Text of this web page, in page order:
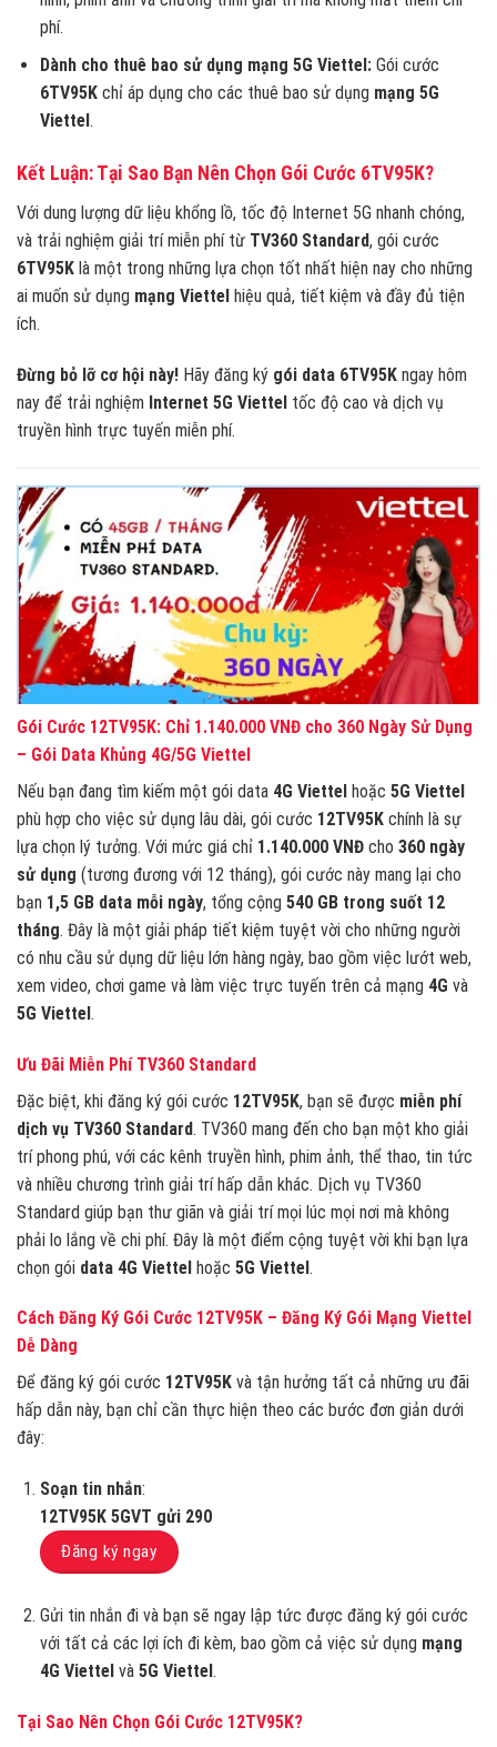
phí.
Dành cho thuê bao sử dụng mạng 5G Viettel:Gói cước
6TV95Kchỉ áp dụng cho các thuê bao sử dụng mạng 5G
Viettel .
Kết Luận: Tại Sao Bạn Nên Chọn Gói Cước 6TV95K?
Với dung lượng dữ liệu khổng lồ, tốc độ Internet 5G nhanh chóng,
và trải nghiệm giải trí miễn phí từ TV360 Standard, gói cước
6TV95K là một trong những lựa chọn tốt nhất hiện nay cho những
ai muốn sử dụng mạng Viettel hiệu quả, tiết kiệm và đầy đủ tiện
ích.
Đừng bỏ lỡ cơ hội này! Hãy đăng ký gói data 6TV95K ngay hôm
nay để trải nghiệm Internet 5G Viettel tốc độ cao và dịch vụ
truyền hình trực tuyến miễn phí.
Gói Cước 12TV95K: Chỉ 1.140.000 VNĐ cho 360 Ngày Sử Dụng
– Gói Data Khủng 4G/5G Viettel
Nếu bạn đang tìm kiếm một gói data 4G Viettel hoặc 5G Viettel
phù hợp cho việc sử dụng lâu dài, gói cước 12TV95K chính là sự
lựa chọn lý tưởng. Với mức giá chỉ 1.140.000 VNĐ cho 360 ngày
sử dụng (tương đương với 12 tháng), gói cước này mang lại cho
bạn 1,5 GB data mỗi ngày, tổng cộng 540 GB trong suốt 12
tháng. Đây là một giải pháp tiết kiệm tuyệt vời cho những người
có nhu cầu sử dụng dữ liệu lớn hàng ngày, bao gồm việc lướt web,
xem video, chơi game và làm việc trực tuyến trên cả mạng 4G và
5G Viettel.
Ưu Đãi Miễn Phí TV360 Standard
Đặc biệt, khi đăng ký gói cước 12TV95K, bạn sẽ được miễn phí
dịch vụ TV360 Standard. TV360 mang đến cho bạn một kho giải
trí phong phú, với các kênh truyền hình, phim ảnh, thể thao, tin tức
và nhiều chương trình giải trí hấp dẫn khác. Dịch vụ TV360
Standard giúp bạn thư giãn và giải trí mọi lúc mọi nơi mà không
phải lo lắng về chi phí. Đây là một điểm cộng tuyệt vời khi bạn lựa
chọn gói data 4G Viettel hoặc 5G Viettel.
Cách Đăng Ký Gói Cước 12TV95K – Đăng Ký Gói Mạng Viettel
Dễ Dàng
Để đăng ký gói cước 12TV95K và tận hưởng tất cả những ưu đãi
hấp dẫn này, bạn chỉ cần thực hiện theo các bước đơn giản dưới
đây:
Soạn tin nhắn:
12TV95K 5GVT gửi 290
Đăng ký ngay
Gửi tin nhắn đi và bạn sẽ ngay lập tức được đăng ký gói cước
với tất cả các lợi ích đi kèm, bao gồm cả việc sử dụng mạng
4G Viettel và 5G Viettel .
Tại Sao Nên Chọn Gói Cước 12TV95K?